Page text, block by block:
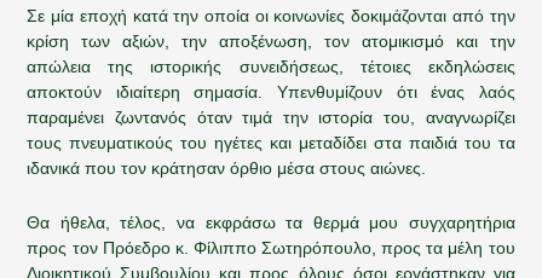
Σε μία εποχή κατά την οποία οι κοινωνίες δοκιμάζονται από την
κρίση των αξιών, την αποξένωση, τον ατομικισμό και την
απώλεια της ιστορικής συνειδήσεως, τέτοιες εκδηλώσεις
αποκτούν ιδιαίτερη σημασία. Υπενθυμίζουν ότι ένας λαός
παραμένει ζωντανός όταν τιμά την ιστορία του, αναγνωρίζει
τους πνευματικούς του ηγέτες και μεταδίδει στα παιδιά του τα
ιδανικά που τον κράτησαν όρθιο μέσα στους αιώνες.
Θα ήθελα, τέλος, να εκφράσω τα θερμά μου συγχαρητήρια
προς τον Πρόεδρο κ. Φίλιππο Σωτηρόπουλο, προς τα μέλη του
Διοικητικού Συμβουλίου και προς όλους όσοι εργάστηκαν για